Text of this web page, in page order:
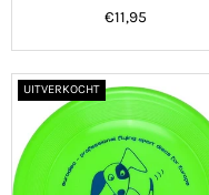
Normale
€11,95
UITVERKOCHT